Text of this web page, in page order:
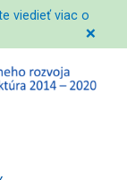
viedieť viac o
❌